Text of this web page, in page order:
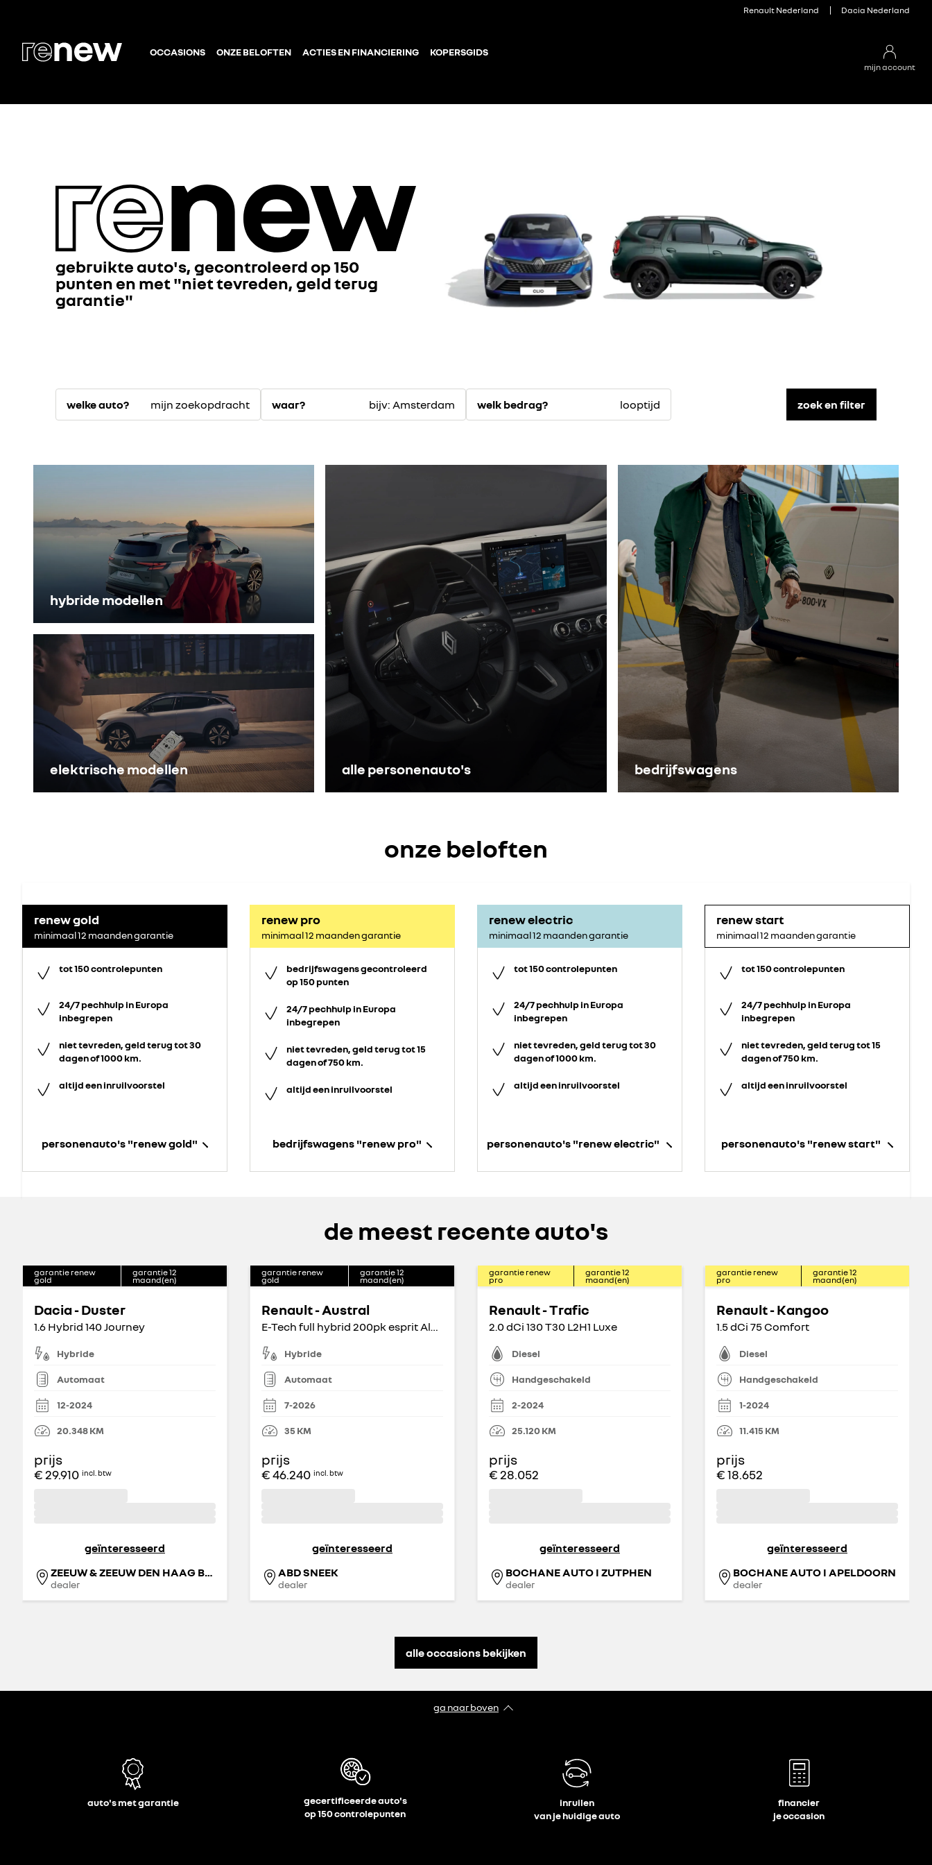
Renault Nederland Dacia Nederland
OCCASIONS ONZE BELOFTEN ACTIES EN FINANCIERING KOPERSGIDS
mijn account
gebruikte auto's, gecontroleerd op 150
punten en met "niet tevreden, geld terug
garantie"
welke auto? mijn zoekopdracht waar? bijv: Amsterdam welk bedrag? looptijd zoek en filter
hybride modellen
elektrische modellen alle personenauto's bedrijfswagens
onze beloften
renew gold
minimaal 12 maanden garantie
tot 150 controlepunten
24/7 pechhulp in Europa
inbegrepen
niet tevreden, geld terug tot 30
dagen of 1000 km.
altijd een inruilvoorstel
personenauto's "renew gold"
renew pro
minimaal 12 maanden garantie
bedrijfswagens gecontroleerd
op 150 punten
24/7 pechhulp in Europa
inbegrepen
niet tevreden, geld terug tot 15
dagen of 750 km.
altijd een inruilvoorstel
bedrijfswagens "renew pro"
renew electric
minimaal 12 maanden garantie
tot 150 controlepunten
24/7 pechhulp in Europa
inbegrepen
niet tevreden, geld terug tot 30
dagen of 1000 km.
altijd een inruilvoorstel
personenauto's "renew electric"
renew start
minimaal 12 maanden garantie
tot 150 controlepunten
24/7 pechhulp in Europa
inbegrepen
niet tevreden, geld terug tot 15
dagen of 750 km.
altijd een inruilvoorstel
personenauto's "renew start"
de meest recente auto's
garantie renew
gold
garantie12
maand(en)
Dacia - Duster
1.6 Hybrid 140 Journey
Hybride
Automaat
12-2024
20.348KM
prijs
€ 29.910 incl. btw
geïnteresseerd
ZEEUW & ZEEUW DEN HAAG BINCKHORST
dealer
garantie renew
gold
garantie12
maand(en)
Renault - Austral
E-Tech full hybrid 200pk esprit Alpine
Hybride
Automaat
7-2026
35 KM
prijs
€ 46.240 incl. btw
geïnteresseerd
ABD SNEEK
dealer
garantie renew
pro
garantie12
maand(en)
Renault - Trafic
2.0 dCi 130 T30 L2H1 Luxe
Diesel
Handgeschakeld
2-2024
25.120KM
prijs
€ 28.052
geïnteresseerd
BOCHANE AUTO I ZUTPHEN
dealer
garantie renew
pro
garantie12
maand(en)
Renault - Kangoo
1.5 dCi 75 Comfort
Diesel
Handgeschakeld
1-2024
11.415 KM
prijs
€ 18.652
geïnteresseerd
BOCHANE AUTO I APELDOORN
dealer
alle occasions bekijken
ga naar boven
auto's met garantie
gecertificeerde auto's
op 150 controlepunten
inruilen
van je huidige auto
financier
je occasion